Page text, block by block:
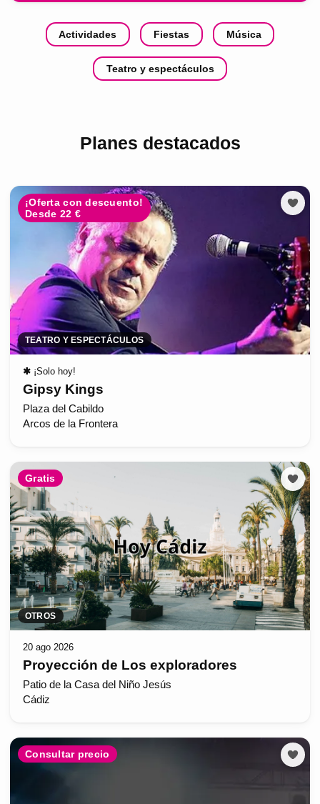
Actividades Fiestas Música
Teatro y espectáculos
Planes destacados
¡Oferta con descuento!
Desde 22 €
TEATRO Y ESPECTÁCULOS
✱ ¡Solo hoy!
Gipsy Kings
Plaza del Cabildo
Arcos de la Frontera
Gratis
OTROS
20 ago 2026
Proyección de Los exploradores
Patio de la Casa del Niño Jesús
Cádiz
Consultar precio